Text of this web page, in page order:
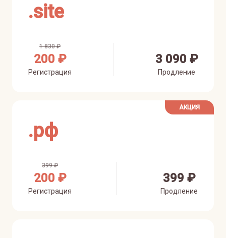
.site
1 830 ₽
200 ₽
Регистрация
3 090 ₽
Продление
АКЦИЯ
.рф
399 ₽
200 ₽
Регистрация
399 ₽
Продление